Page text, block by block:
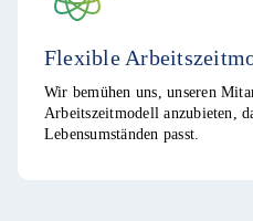
Flexible
Wir bemühen uns, unseren
Arbeitszeitmodell anzubieten,
Lebensumständen passt.